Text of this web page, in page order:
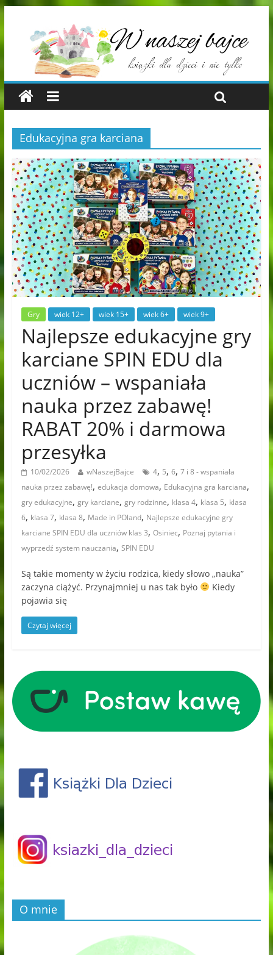
Edukacyjna gra karciana
Gry wiek 12+ wiek 15+ wiek 6+ wiek 9+
Najlepsze edukacyjne gry
karciane SPIN EDU dla
uczniów – wspaniała
nauka przez zabawę!
RABAT 20% i darmowa
przesyłka
10/02/2026 wNaszejBajce 4, 5, 6, 7 i 8 - wspaniała
nauka przez zabawę!, edukacja domowa, Edukacyjna gra karciana,
gry edukacyjne, gry karciane, gry rodzinne, klasa 4, klasa 5, klasa
6, klasa 7, klasa 8, Made in POland, Najlepsze edukacyjne gry
karciane SPIN EDU dla uczniów klas 3, Osiniec, Poznaj pytania i
wyprzedź system nauczania, SPIN EDU
Są takie momenty w życiu rodzica, kiedy słowo „nauka”
zaczyna ciążyć. Przynajmniej u nas tak było
Kiedy
pojawia się
Czytaj więcej
O mnie